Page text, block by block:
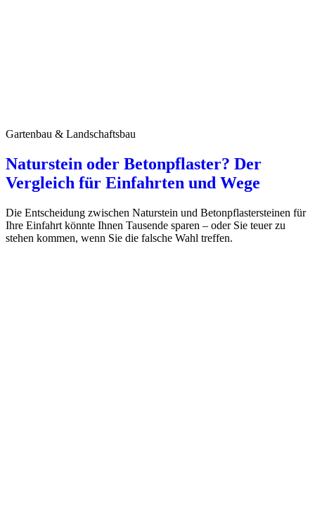
Gartenbau & Landschaftsbau
Naturstein oder Betonpflaster? Der
Vergleich für Einfahrten und Wege
Die Entscheidung zwischen Naturstein und Betonpflastersteinen für
Ihre Einfahrt könnte Ihnen Tausende sparen – oder Sie teuer zu
stehen kommen, wenn Sie die falsche Wahl treffen.